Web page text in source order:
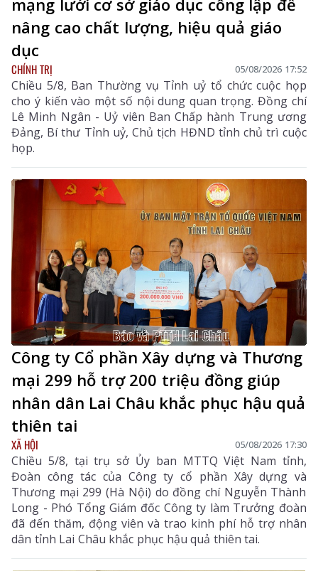
nâng cao chất lượng, hiệu quả giáo
dục
CHÍNH TRỊ 05/08/2026 17:52
Chiều 5/8, Ban Thường vụ Tỉnh uỷ tổ chức cuộc họp
cho ý kiến vào một số nội dung quan trọng. Đồng chí
Lê Minh Ngân - Uỷ viên Ban Chấp hành Trung ương
Đảng, Bí thư Tỉnh uỷ, Chủ tịch HĐND tỉnh chủ trì cuộc
họp.
Công ty Cổ phần Xây dựng và Thương
mại 299 hỗ trợ 200 triệu đồng giúp
nhân dân Lai Châu khắc phục hậu quả
thiên tai
XÃ HỘI 05/08/2026 17:30
Chiều 5/8, tại trụ sở Ủy ban MTTQ Việt Nam tỉnh,
Đoàn công tác của Công ty cổ phần Xây dựng và
Thương mại 299 (Hà Nội) do đồng chí Nguyễn Thành
Long - Phó Tổng Giám đốc Công ty làm Trưởng đoàn
đã đến thăm, động viên và trao kinh phí hỗ trợ nhân
dân tỉnh Lai Châu khắc phục hậu quả thiên tai.